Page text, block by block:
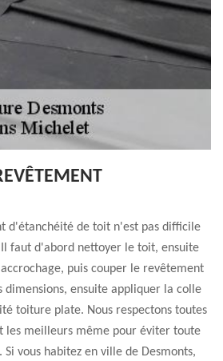
d'étanchéité de toit n'est pas difficile
faut d'abord nettoyer le toit, ensuite
puis couper le revêtement
dimensions, ensuite appliquer la colle
toiture plate. Nous respectons toutes
les meilleurs même pour éviter toute
vous habitez en ville de Desmonts,